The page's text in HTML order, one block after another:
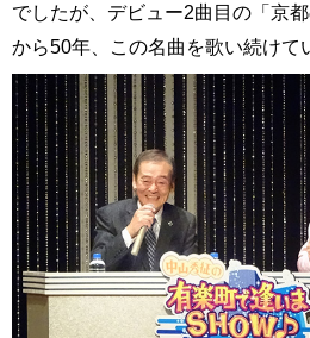
でしたが、デビュー2曲目の「京
から50年、この名曲を歌い続けて